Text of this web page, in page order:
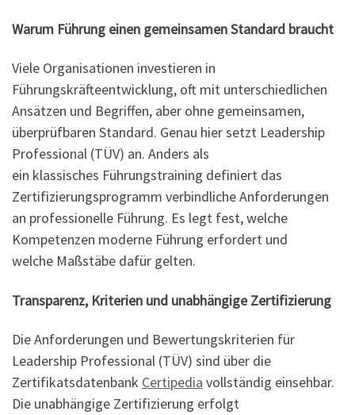
Warum Führung einen gemeinsamen Standard braucht
Viele Organisationen investieren in
Führungskräfteentwicklung, oft mit unterschiedlichen
Ansätzen und Begriffen, aber ohne gemeinsamen,
überprüfbaren Standard. Genau hier setzt Leadership
Professional (TÜV) an. Anders als
ein klassisches Führungstraining definiert das
Zertifizierungsprogramm verbindliche Anforderungen
an professionelle Führung. Es legt fest, welche
Kompetenzen moderne Führung erfordert und
welche Maßstäbe dafür gelten.
Transparenz, Kriterien und unabhängige Zertifizierung
Die Anforderungen und Bewertungskriterien für
Leadership Professional (TÜV) sind über die
Zertifikatsdatenbank Certipedia vollständig einsehbar.
Die unabhängige Zertifizierung erfolgt